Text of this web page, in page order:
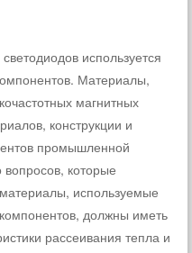
используется
Материалы,
магнитных
конструкции и
промышленной
которые
используемые
должны иметь
рассеивания тепла и